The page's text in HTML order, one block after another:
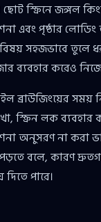
ছোট স্ক্রিনে জঙ্গল
এবং পৃষ্ঠার
সহজভাবে তুলে
ব্যবহার করেও
ব্রাউজিংয়ের সময়
স্ক্রিন লক ব্যবহার
অনুসরণ না করা
পড়তে বলে, কারণ
দিতে পারে।